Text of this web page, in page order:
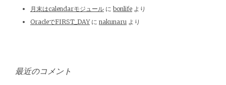
月末はcalendarモジュール に bonlife より
OracleでFIRST_DAYに nakunaru より
最近のコメント